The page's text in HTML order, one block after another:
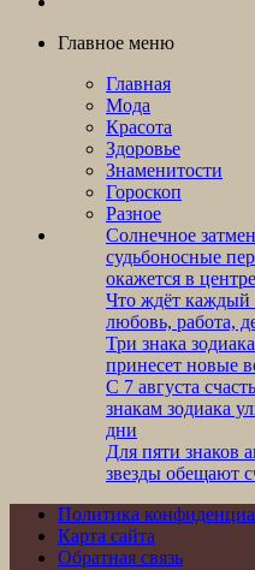
Главное меню
Главная
Мода
Красота
Здоровье
Знаменитости
Гороскоп
Разное
Солнечное
судьбоносные
окажется в
Что ждёт каждый
любовь, работа,
Три знака
принесет новые
С 7 августа
знакам зодиака
дни
Для пяти знаков
звезды обещают
Политика
Карта сайта
Обратная связь